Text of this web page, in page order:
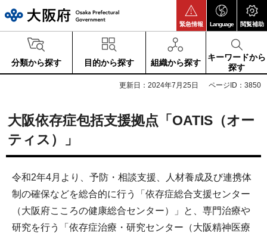
緊急情報 Language 閲覧補助
分類から探す 目的から探す 組織から探す
キーワードから
探す
更新日：2024年7月25日 ページID：3850
大阪依存症包括支援拠点「OATIS（オー
ティス）」
令和2年4月より、予防・相談支援、人材養成及び連携体
制の確保などを総合的に行う「依存症総合支援センター
（大阪府こころの健康総合センター）」と、専門治療や
研究を行う「依存症治療・研究センター（大阪精神医療